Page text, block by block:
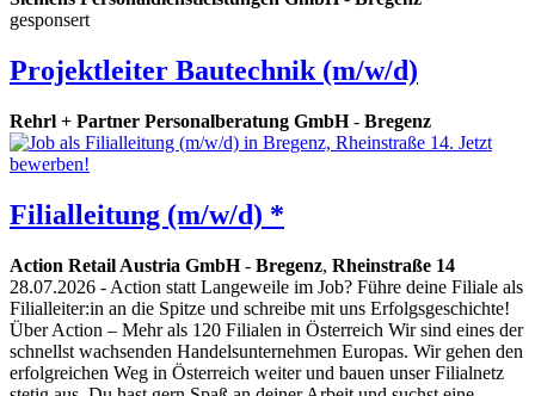
gesponsert
Projektleiter Bautechnik (m/w/d)
Rehrl + Partner Personalberatung GmbH- Bregenz
Filialleitung (m/w/d) *
Action Retail Austria GmbH- Bregenz, Rheinstraße 14
28.07.2026 - Action statt Langeweile im Job? Führe deine Filiale als
Filialleiter:in an die Spitze und schreibe mit uns Erfolgsgeschichte!
Über Action – Mehr als 120 Filialen in Österreich Wir sind eines der
schnellst wachsenden Handelsunternehmen Europas. Wir gehen den
erfolgreichen Weg in Österreich weiter und bauen unser Filialnetz